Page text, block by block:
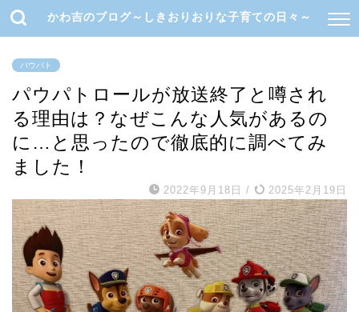
かわ吉のブログ～しきおりおりな子育ての日々～
パウパト
パウパトロールが放送終了と噂され
る理由は？なぜこんな人気があるの
に…と思ったので徹底的に調べてみ
ました！
2022年9月18日 / 2025年2月19日